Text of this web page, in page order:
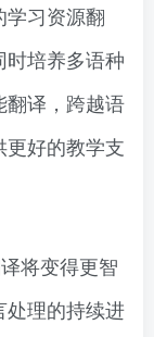
习资源翻
培养多语种
翻译，跨越语
好的教学支
将变得更智
处理的持续进